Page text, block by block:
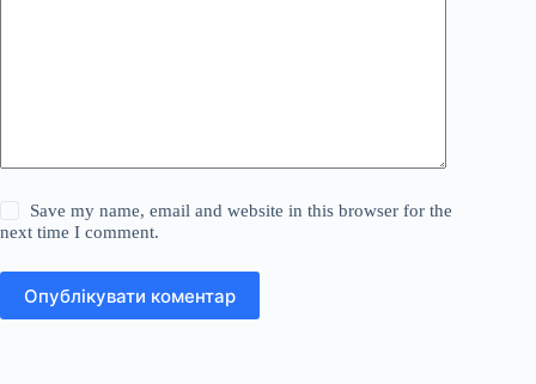
Save my name, email and website in this browser for the
next time I comment.
Опублікувати коментар